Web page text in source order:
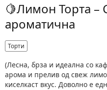
🍋Лимон Торта –
ароматична
Торти
(Лесна, брза и идеална со
арома и прелив од свеж
киселкаст вкус. Доволно е